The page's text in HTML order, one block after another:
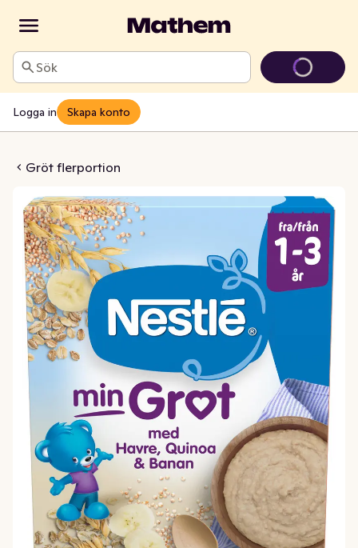
Sök
Logga in Skapa konto
Gröt flerportion
& Banan 1-3År